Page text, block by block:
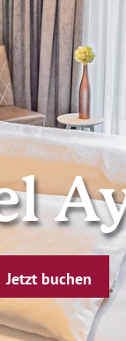
Jetzt buchen